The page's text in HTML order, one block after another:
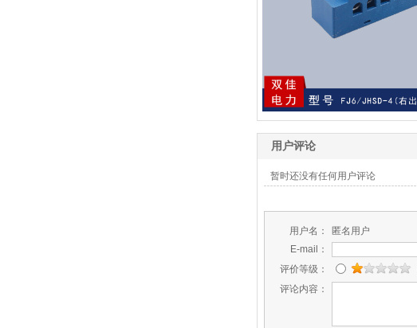
用户评论
暂时还没有任何用户评论
用户名：
匿名用户
E-mail：
评价等级：
评论内容：